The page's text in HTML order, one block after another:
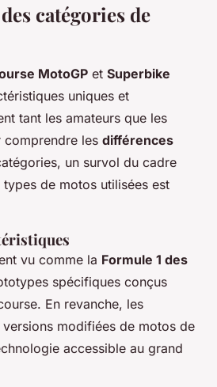
catégories de
MotoGP et Superbike
uniques et
tant les amateurs que les
comprendre les différences
un survol du cadre
de motos utilisées est
vu comme la Formule 1 des
spécifiques conçus
En revanche, les
modifiées de motos de
accessible au grand